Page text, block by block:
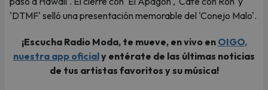
'DTMF' selló una presentación memorable del 'Conejo Malo'.
¡Escucha Radio Moda, te mueve, en vivo en OIGO,
nuestra app oficialy entérate de las últimas noticias
de tus artistas favoritos y su música!